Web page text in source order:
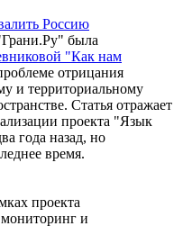
Россию
была
"Как нам
отрицания
и территориальному
Статья отражает
проекта "Язык
года назад, но
время.
проекта
и